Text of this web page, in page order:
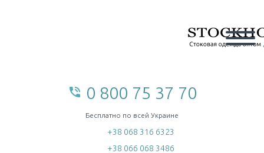
phone_in_talk 0 800 75 37 70
Бесплатно по всей Украине
+38 068 316 6323
+38 066 068 3486